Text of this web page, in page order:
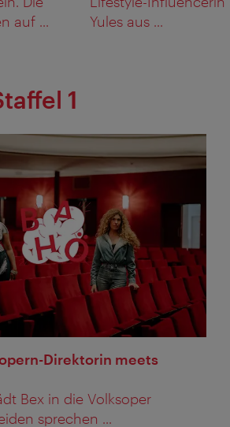
auf ...
Yules aus ...
1
Direktorin meets
Bex in die Volksoper
sprechen ...